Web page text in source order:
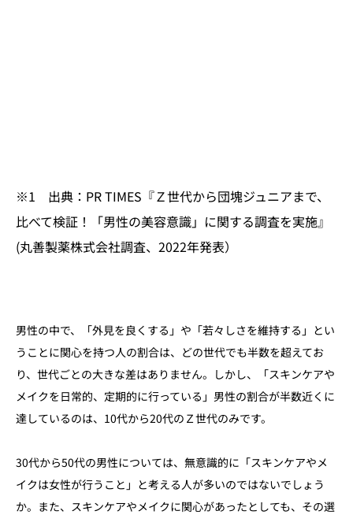
※1 出典：PR TIMES『Ｚ世代から団塊ジュニアまで、
比べて検証！「男性の美容意識」に関する調査を実施』
(丸善製薬株式会社調査、2022年発表）
男性の中で、「外見を良くする」や「若々しさを維持する」とい
うことに関心を持つ人の割合は、どの世代でも半数を超えてお
り、世代ごとの大きな差はありません。しかし、「スキンケアや
メイクを日常的、定期的に行っている」男性の割合が半数近くに
達しているのは、10代から20代のＺ世代のみです。
30代から50代の男性については、無意識的に「スキンケアやメ
イクは女性が行うこと」と考える人が多いのではないでしょう
か。また、スキンケアやメイクに関心があったとしても、その選